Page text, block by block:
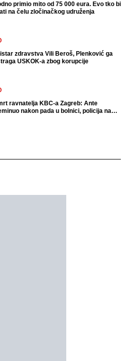
primio mito od 75 000 eura. Evo tko bi
na čelu zločinačkog udruženja
zdravstva Vili Beroš, Plenković ga
USKOK-a zbog korupcije
ravnatelja KBC-a Zagreb: Ante
nakon pada u bolnici, policija na